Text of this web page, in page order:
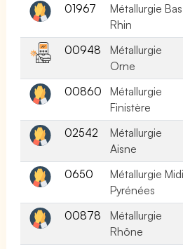
01967
Métallurgie Bas
Rhin
00948
Métallurgie
Orne
00860
Métallurgie
Finistère
02542
Métallurgie
Aisne
0650
Métallurgie Midi
Pyrénées
00878
Métallurgie
Rhône